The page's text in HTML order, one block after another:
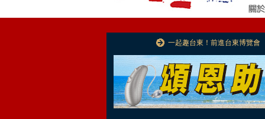
一起趣台東！前進台東博覽會